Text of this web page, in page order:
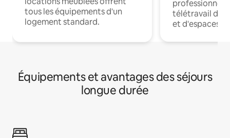
tous les équipements d'un
logement standard.
professionnels
télétravail
et d'espaces
Équipements et avantages des séjours
longue durée